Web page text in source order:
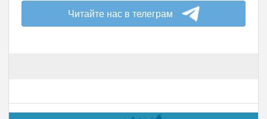
Читайте нас в телеграм